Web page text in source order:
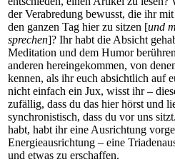
der Verabredung bewusst, die ihr
den ganzen Tag hier zu sitzen [und
sprechen]? Ihr habt die Absicht
Meditation und dem Humor
anderen hereingekommen, von
kennen, als ihr euch absichtlich auf
nicht einfach ein Jux, wisst ihr –
zufällig, dass du das hier hörst und
synchronistisch, dass du vor uns
habt, habt ihr eine Ausrichtung
Energieausrichtung – eine
und etwas zu erschaffen.